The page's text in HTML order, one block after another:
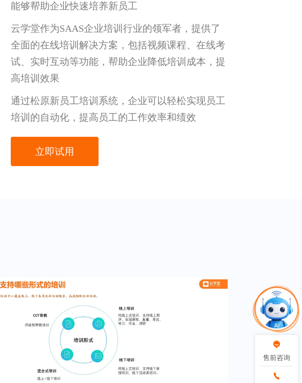
售前咨询
能够帮助企业快速培养新员工
云学堂作为SAAS企业培训行业的领军者，提供了
全面的在线培训解决方案，包括视频课程、在线考
试、实时互动等功能，帮助企业降低培训成本，提
高培训效果
通过松原新员工培训系统，企业可以轻松实现员工
培训的自动化，提高员工的工作效率和绩效
立即试用
售前咨询